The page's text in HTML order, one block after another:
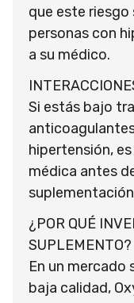
que este riesgo
personas con
a su médico.
Si estás bajo
hipertensión,
médica antes
¿POR QUÉ
SUPLEMENTO?
En un
baja calidad,